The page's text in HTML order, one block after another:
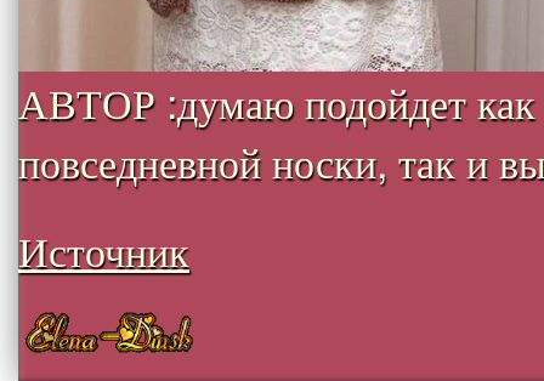
АВТОР :думаю подойдет как
повседневной носки, так и
Источник